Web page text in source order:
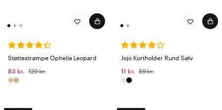
Støttestrømpe Ophelia Leopard
83 kr.
129 kr.
Jojo Kortholder Rund Sølv
11 kr.
59 kr.